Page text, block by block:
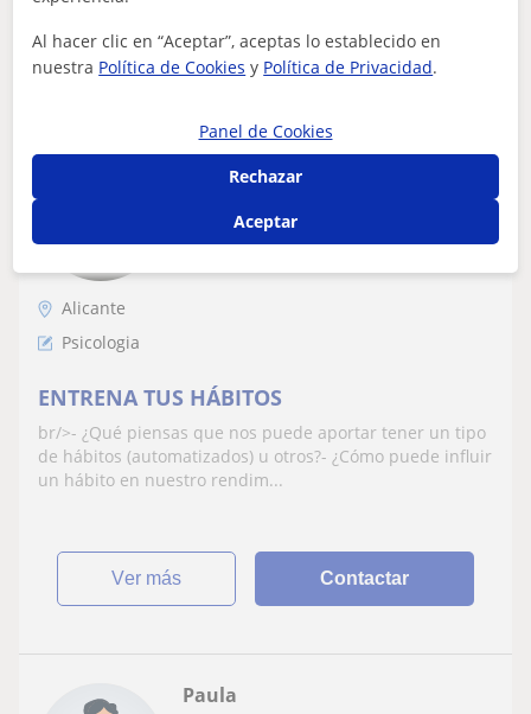
ver más Contactar
20€
Alicante
Psicologia
ENTRENA TUS HÁBITOS
br/>- ¿Qué piensas que nos puede aportar tener un tipo
de hábitos (automatizados) u otros?- ¿Cómo puede influir
un hábito en nuestro rendim...
ver más Contactar
Paula
Al hacer clic en “Aceptar”, aceptas lo establecido en
nuestra Política de Cookies y Política de Privacidad.
Panel de Cookies
Rechazar
Aceptar